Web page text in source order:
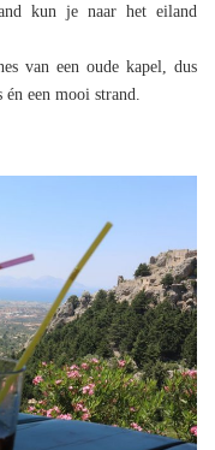
kun je naar het eiland
van een oude kapel, dus
een mooi strand.